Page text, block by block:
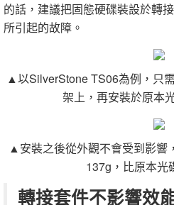
的話，建議把固態硬碟裝設於轉
所引起的故障。
▲以SilverStone TS06為例，只
架上，再安裝於原本
▲安裝之後從外觀不會受到影響
137g，比原本光
轉接套件不影響效